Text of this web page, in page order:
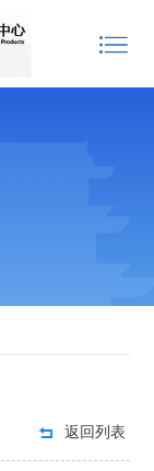
返回列表